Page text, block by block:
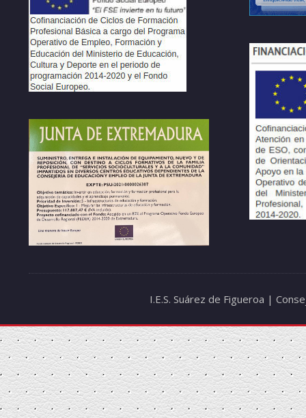
I.E.S. Suárez de Figueroa |